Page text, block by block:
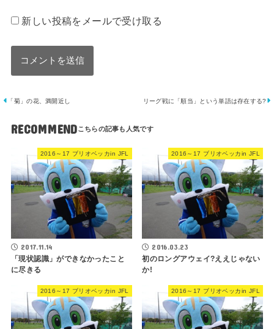
新しい投稿をメールで受け取る
「菊」の花、満開近し リーグ戦に「順当」という単語は存在する?
RECOMMEND
2016～17 ブリオベッカin JFL
2017.11.14
「現状認識」ができなかったこと
に尽きる
2016～17 ブリオベッカin JFL
2016.03.23
初のロングアウェイ?ええじゃない
か!
2016～17 ブリオベッカin JFL 2016～17 ブリオベッカin JFL